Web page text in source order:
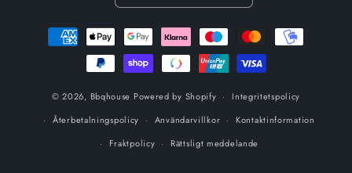
Betalningsmetoder
© 2026, Bbqhouse Powered by Shopify
Integritetspolicy
Återbetalningspolicy
Användarvillkor
Kontaktinformation
Fraktpolicy
Rättsligt meddelande